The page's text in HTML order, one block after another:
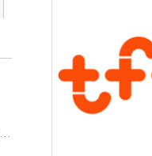
전쟁에 원유 공급망 흔들리자…K-정유, 에너지안보 핵심으로 재부상